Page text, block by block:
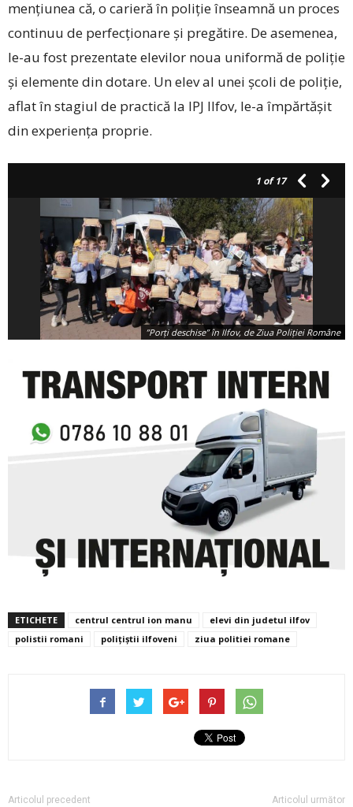
mențiunea că, o carieră în poliție înseamnă un proces
continuu de perfecționare și pregătire. De asemenea,
le-au fost prezentate elevilor noua uniformă de poliție
și elemente din dotare. Un elev al unei școli de poliție,
aflat în stagiul de practică la IPJ Ilfov, le-a împărtășit
din experiența proprie.
1 of 17
”Porţi deschise” în Ilfov, de Ziua Poliţiei Române
ETICHETE centrul centrul ion manu
elevi din judetul ilfov
polistii romani
polițiștii ilfoveni ziua politiei romane
Articolul precedent Articolul următor